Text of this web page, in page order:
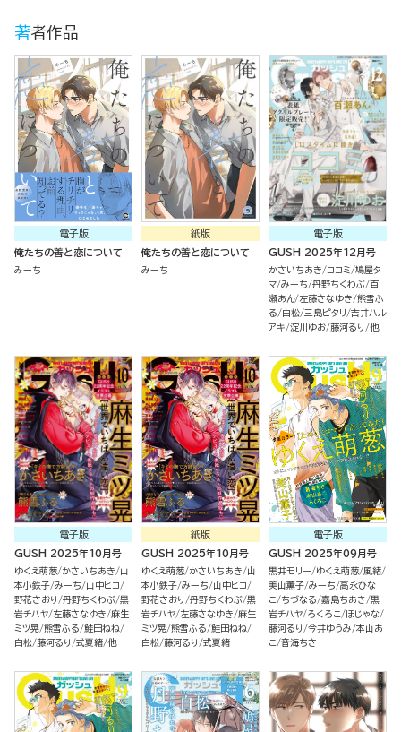
著者作品
電子版
俺たちの善と恋について
みーち
紙版
俺たちの善と恋について
みーち
電子版
GUSH 2025年12月号
かさいちあき ココミ 鳩屋タ
マ みーち 丹野ちくわぶ 百
瀬あん 左藤さなゆき 熊雪ふ
る
白松 三島ピタリ 吉井ハル
アキ 淀川ゆお 藤河るり 他
電子版
GUSH 2025年10月号
ゆくえ萌葱 かさいちあき
山
本小鉄子 みーち
山中ヒコ
野花さおり
丹野ちくわぶ 黒
岩チハヤ 左藤さなゆき 麻生
ミツ晃 熊雪ふる 鮭田ねね
白松 藤河るり 式夏緒 他
紙版
GUSH 2025年10月号
ゆくえ萌葱 かさいちあき
山
本小鉄子 みーち
山中ヒコ
野花さおり
丹野ちくわぶ 黒
岩チハヤ 左藤さなゆき 麻生
ミツ晃 熊雪ふる 鮭田ねね
白松 藤河るり 式夏緒
電子版
GUSH 2025年09月号
黒井モリー ゆくえ萌葱 風緒
美山薫子 みーち 高永ひな
こ
ちづなる 嘉島ちあき 黒
岩チハヤ ろくろこ
ほじゃな
藤河るり
今井ゆうみ 本山あ
こ 音海ちさ